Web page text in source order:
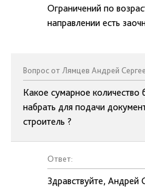
Ограничений по
направлении есть
Вопрос от Лямцев Андрей
Какое сумарное количество
набрать для подачи
строитель ?
Ответ:
Здравствуйте, Андрей